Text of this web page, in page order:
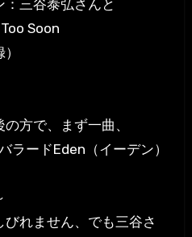
三谷泰弘さんと
Soon
方で、まず一曲、
ードEden（イーデン）
れません、でも三谷さ